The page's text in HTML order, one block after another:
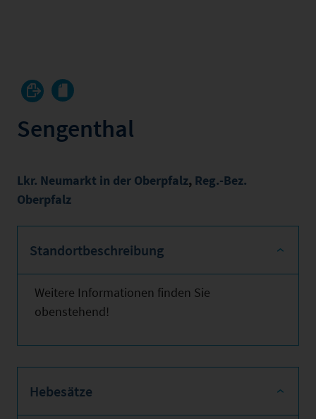
Sengenthal
Lkr. Neumarkt in der Oberpfalz, Reg.-Bez.
Oberpfalz
Standortbeschreibung
Weitere Informationen finden Sie
obenstehend!
Hebesätze